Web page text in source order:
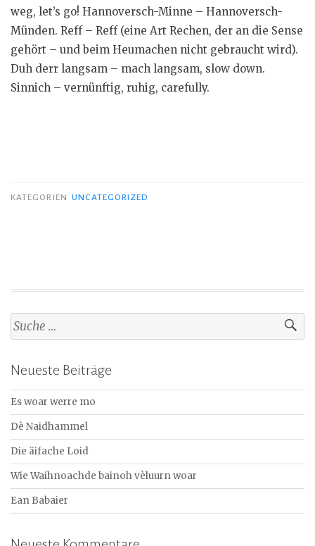
weg, let’s go! Hannoversch-Minne – Hannoversch-
Münden. Reff – Reff (eine Art Rechen, der an die Sense
gehört – und beim Heumachen nicht gebraucht wird).
Duh derr langsam – mach langsam, slow down.
Sinnich – vernünftig, ruhig, carefully.
KATEGORIEN UNCATEGORIZED
S
u
h
e
n
a
c
h
:
Neueste Beiträge
Es woar werre mo
Dè Naidhammel
Die äifache Loid
Wie Waihnoachde bainoh vèluurn woar
Ean Babaier